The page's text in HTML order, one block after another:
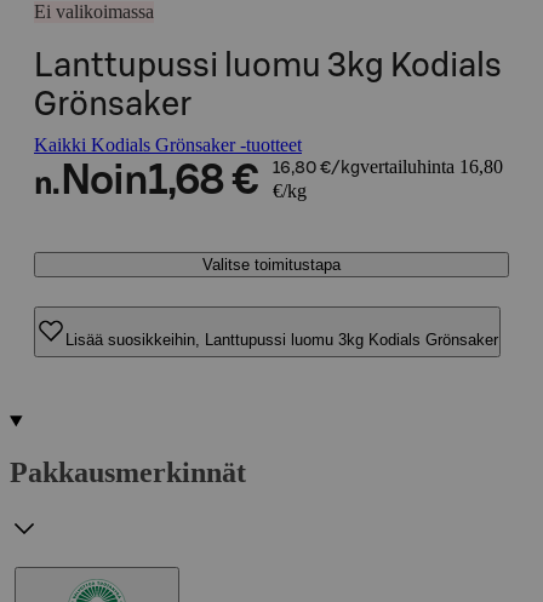
Ei valikoimassa
Lanttupussi luomu 3kg Kodials
Grönsaker
Kaikki Kodials Grönsaker -tuotteet
n. Noin1,68 € 16,80 €/kgvertailuhinta 16,80
€/kg
Valitse toimitustapa
Lisää suosikkeihin, Lanttupussi luomu 3kg Kodials Grönsaker
Pakkausmerkinnät